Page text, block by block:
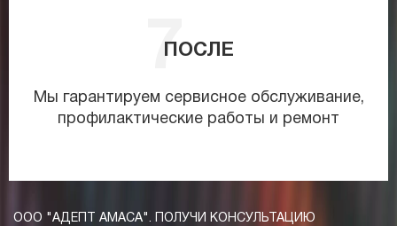
ПОСЛЕ
Мы гарантируем сервисное обслуживание,
профилактические работы и ремонт
ООО "АДЕПТ АМАСА". ПОЛУЧИ КОНСУЛЬТАЦИЮ